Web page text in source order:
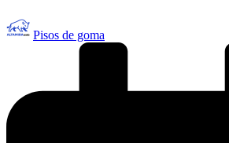
Publicado
por
Pisos de goma